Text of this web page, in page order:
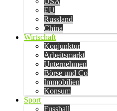
EU
Russland
China
Wirtschaft
Konjunktur
Arbeitsmarkt
Unternehmen
Börse und Co
Immobilien
Konsum
Sport
Fussball